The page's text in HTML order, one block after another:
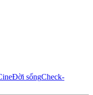
Đời sốngCheck-